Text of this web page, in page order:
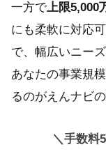
一方で上限5,000
にも柔軟に対応
で、幅広いニー
あなたの事業規
るのがえんナビの
＼手数料